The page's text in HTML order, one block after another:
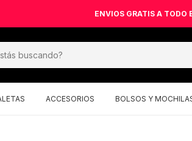
ENVIOS GRATIS A TODO
ACCESORIOS BOLSOS Y